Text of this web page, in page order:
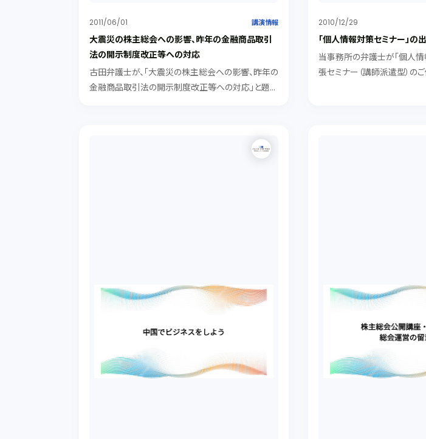
2011/06/01 講演情報
大震災の株主総会への影響、昨年の金融商品取引
法の開示制度改正等への対応
古田弁護士が、「大震災の株主総会への影響、昨年の
金融商品取引法の開示制度改正等への対応」と題し
2010/12/29
「個人情報対策セミナー」の
当事務所の弁護士が「個人情
張セミナー（講師派遣型）の